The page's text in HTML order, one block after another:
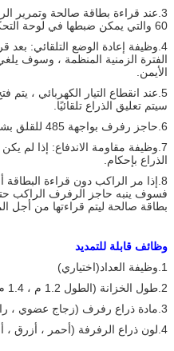
60 والتي يمكن ضبطها في لوحة التحكم.
4.وظيفة إعادة الوضع التلقائي: بعد
الفترة الزمنية المنظمة ، وسوف يلغي
الأيمن.
5.عند انقطاع التيار الكهربائي ، يتم
سيتم تعليق الذراع تلقائيًا.
6.حاجز رفرف بواجهة 485 للقلق بشأن التحكم في المسافة الطويلة.
7.وظيفة مقاومة الاندفاع: إذا لم
الذراع بإحكام.
8.إذا مر الراكب دون قراءة
فسوف ينبه حاجز الرفرف الراكب
بطاقة صالحة ليتم قراءتها من أجل
وظائف قابلة للتمديد
1.وظيفة العداد
(اختياري)
2.طول الخزانة (الطول 1.2 م ، 1.4 م ، أو 1.6 م اختياري)
3.مادة ذراع رفرف (زجاج عضوي ، راتينج ، PVC إلخ اختياري)
4.لون ذراع الرفرفة (أحمر ، أزرق ، أصفر ، عديم اللون ، إلخ.)